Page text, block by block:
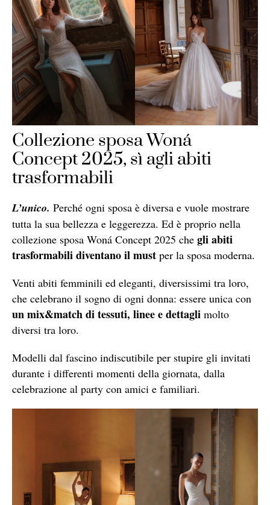
Collezione sposa Woná
Concept 2025, sì agli abiti
trasformabili
L’unico. Perché ogni sposa è diversa e vuole mostrare
tutta la sua bellezza e leggerezza. Ed è proprio nella
collezione sposa Woná Concept 2025 che gli abiti
trasformabili diventano il must per la sposa moderna.
Venti abiti femminili ed eleganti, diversissimi tra loro,
che celebrano il sogno di ogni donna: essere unica con
un mix&match di tessuti, lineee dettagli molto
diversi tra loro.
Modelli dal fascino indiscutibile per stupire gli invitati
durante i differenti momenti della giornata, dalla
celebrazione al party con amici e familiari.